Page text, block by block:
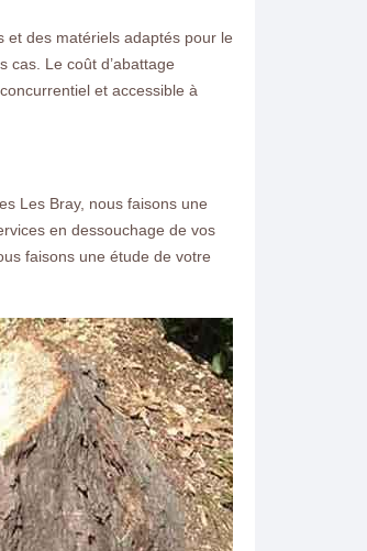
et des matériels adaptés pour le
cas. Le coût d’abattage
et accessible à
Les Bray, nous faisons une
en dessouchage de vos
faisons une étude de votre